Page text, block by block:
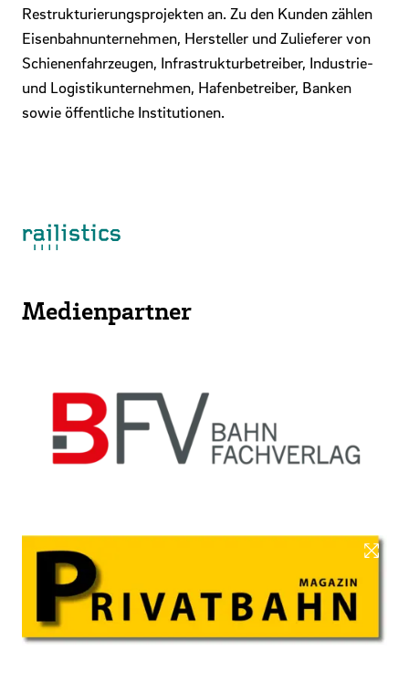
Restrukturierungsprojekten an. Zu den Kunden zählen
Eisenbahnunternehmen, Hersteller und Zulieferer von
Schienenfahrzeugen, Infrastrukturbetreiber, Industrie-
und Logistikunternehmen, Hafenbetreiber, Banken
sowie öffentliche Institutionen.
Medienpartner